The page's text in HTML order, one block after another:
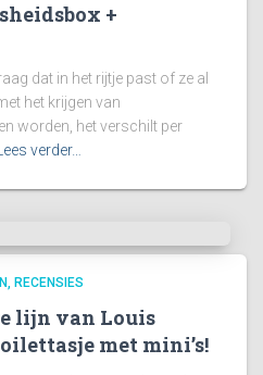
+
dat in het rijtje past of ze al
het krijgen van
worden, het verschilt per
Lees verder…
RECENSIES
lijn van Louis
met mini’s!